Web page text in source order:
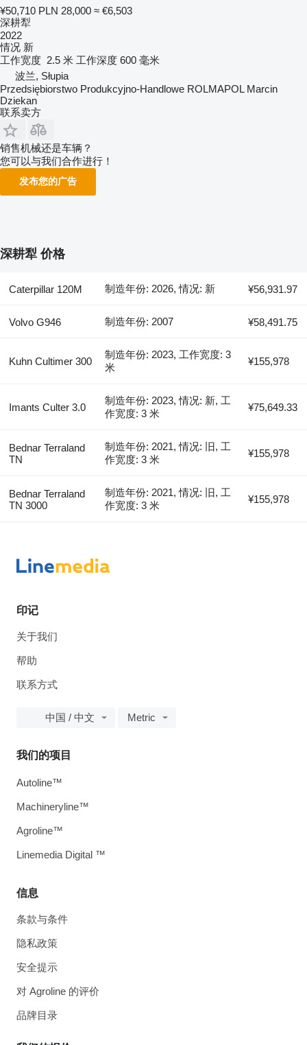
¥50,710 PLN 28,000 ≈ €6,503
深耕犁
2022
情况 新
工作宽度 2.5 米 工作深度 600 毫米
波兰, Słupia
Przedsiębiorstwo Produkcyjno-Handlowe ROLMAPOL Marcin
Dziekan
联系卖方
销售机械还是车辆？
您可以与我们合作进行！
发布您的广告
深耕犁 价格
Caterpillar 120M 制造年份: 2026, 情况: 新 ¥56,931.97
Volvo G946 制造年份: 2007 ¥58,491.75
Kuhn Cultimer 300
制造年份: 2023, 工作宽度: 3
米
¥155,978
Imants Culter 3.0
制造年份: 2023, 情况: 新, 工
作宽度: 3 米
¥75,649.33
Bednar Terraland
TN
制造年份: 2021, 情况: 旧, 工
作宽度: 3 米
¥155,978
Bednar Terraland
TN 3000
制造年份: 2021, 情况: 旧, 工
作宽度: 3 米
¥155,978
印记
关于我们
帮助
联系方式
中国 / 中文 Metric
信息
条款与条件
隐私政策
安全提示
对 Agroline 的评价
品牌目录
我们的项目
Autoline™
Machineryline™
Agroline™
Linemedia Digital ™